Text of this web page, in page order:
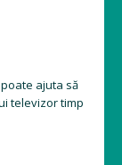
ajuta să
televizor timp